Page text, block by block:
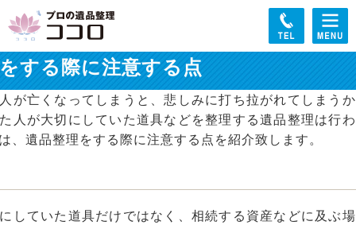
する際に注意する点
が亡くなってしまうと、悲しみに打ち拉がれてしまう
人が大切にしていた道具などを整理する遺品整理は行
、遺品整理をする際に注意する点を紹介致します。
していた道具だけではなく、相続する資産などに及ぶ